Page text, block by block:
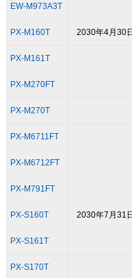
EW-M973A3T
PX-M160T 2030年4月30
PX-M161T
PX-M270FT
PX-M270T
PX-M6711FT
PX-M6712FT
PX-M791FT
PX-S160T 2030年7月31
PX-S161T
PX-S170T